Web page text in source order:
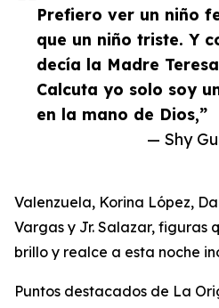
Prefiero ver un niño
que un niño triste. Y
decía la Madre
Calcuta yo solo soy
en la mano de Dios,”
— Shy
Valenzuela, Korina López,
Vargas y Jr. Salazar, figuras
brillo y realce a esta noche
Puntos destacados de La